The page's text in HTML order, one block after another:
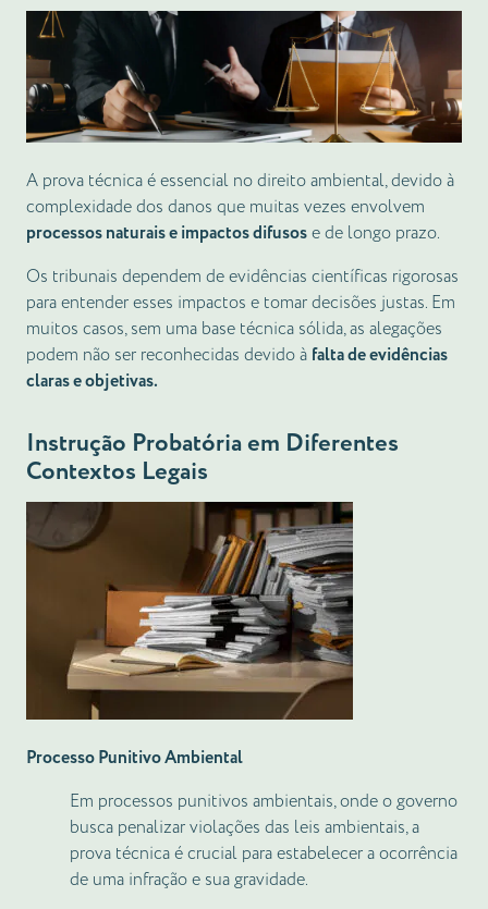
A prova técnica é essencial no direito ambiental, devido à
complexidade dos danos que muitas vezes envolvem
processos naturais e impactos difusose de longo prazo.
Os tribunais dependem de evidências científicas rigorosas
para entender esses impactos e tomar decisões justas. Em
muitos casos, sem uma base técnica sólida, as alegações
podem não ser reconhecidas devido à falta de evidências
claras e objetivas.
Instrução Probatória em Diferentes
Contextos Legais
Processo Punitivo Ambiental
Em processos punitivos ambientais, onde o governo
busca penalizar violações das leis ambientais, a
prova técnica é crucial para estabelecer a ocorrência
de uma infração e sua gravidade.